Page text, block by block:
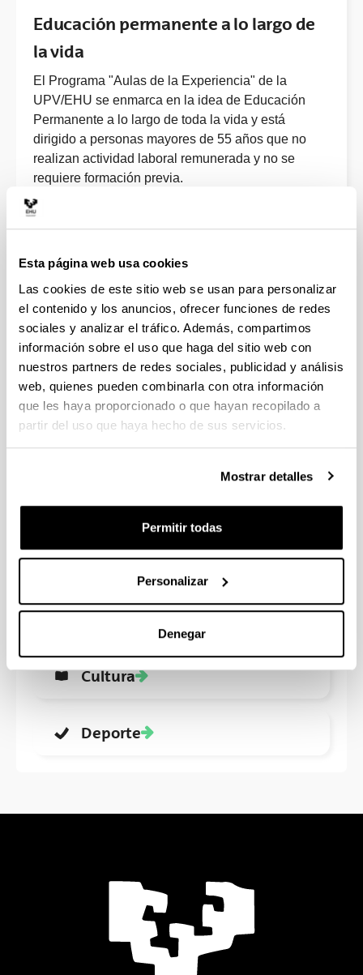
Esta página web usa cookies
Las cookies de este sitio web se usan para personalizar
el contenido y los anuncios, ofrecer funciones de redes
sociales y analizar el tráfico. Además, compartimos
información sobre el uso que haga del sitio web con
nuestros partners de redes sociales, publicidad y análisis
web, quienes pueden combinarla con otra información
que les haya proporcionado o que hayan recopilado a
partir del uso que haya hecho de sus servicios.
Mostrar detalles
Permitir todas
Personalizar
Denegar
Educación permanente a lo largo de
la vida
El Programa "Aulas de la Experiencia" de la
UPV/EHU se enmarca en la idea de Educación
Permanente a lo largo de toda la vida y está
dirigido a personas mayores de 55 años que no
realizan actividad laboral remunerada y no se
requiere formación previa.
En un clic
GAUR
Cultura
Deporte